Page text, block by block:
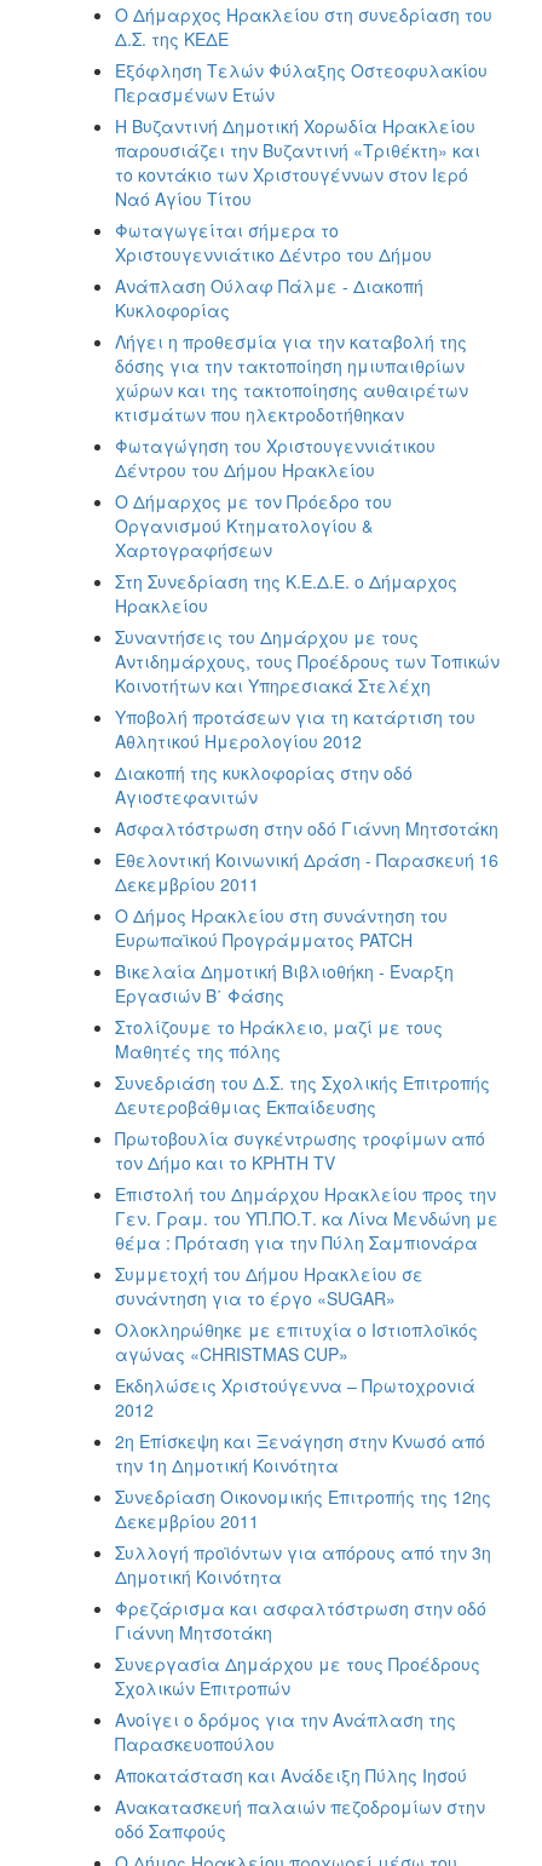
Ο Δήμαρχος Ηρακλείου στη συνεδρίαση του
Δ.Σ. της ΚΕΔΕ
Εξόφληση Τελών Φύλαξης Οστεοφυλακίου
Περασμένων Ετών
Η Βυζαντινή Δημοτική Χορωδία Ηρακλείου
παρουσιάζει την Βυζαντινή «Τριθέκτη» και
το κοντάκιο των Χριστουγέννων στον Ιερό
Ναό Αγίου Τίτου
Φωταγωγείται σήμερα το
Χριστουγεννιάτικο Δέντρο του Δήμου
Ανάπλαση Ούλαφ Πάλμε - Διακοπή
Κυκλοφορίας
Λήγει η προθεσμία για την καταβολή της
δόσης για την τακτοποίηση ημιυπαιθρίων
χώρων και της τακτοποίησης αυθαιρέτων
κτισμάτων που ηλεκτροδοτήθηκαν
Φωταγώγηση του Χριστουγεννιάτικου
Δέντρου του Δήμου Ηρακλείου
Ο Δήμαρχος με τον Πρόεδρο του
Οργανισμού Κτηματολογίου &
Χαρτογραφήσεων
Στη Συνεδρίαση της Κ.Ε.Δ.Ε. ο Δήμαρχος
Ηρακλείου
Συναντήσεις του Δημάρχου με τους
Αντιδημάρχους, τους Προέδρους των Τοπικών
Κοινοτήτων και Υπηρεσιακά Στελέχη
Υποβολή προτάσεων για τη κατάρτιση του
Αθλητικού Ημερολογίου 2012
Διακοπή της κυκλοφορίας στην οδό
Αγιοστεφανιτών
Ασφαλτόστρωση στην οδό Γιάννη Μητσοτάκη
Εθελοντική Κοινωνική Δράση - Παρασκευή 16
Δεκεμβρίου 2011
Ο Δήμος Ηρακλείου στη συνάντηση του
Ευρωπαϊκού Προγράμματος PATCH
Βικελαία Δημοτική Βιβλιοθήκη - Έναρξη
Εργασιών Β΄ Φάσης
Στολίζουμε το Ηράκλειο, μαζί με τους
Μαθητές της πόλης
Συνεδριάση του Δ.Σ. της Σχολικής Επιτροπής
Δευτεροβάθμιας Εκπαίδευσης
Πρωτοβουλία συγκέντρωσης τροφίμων από
τον Δήμο και το ΚΡΗΤΗ TV
Επιστολή του Δημάρχου Ηρακλείου προς την
Γεν. Γραμ. του ΥΠ.ΠΟ.Τ. κα Λίνα Μενδώνη με
θέμα : Πρόταση για την Πύλη Σαμπιονάρα
Συμμετοχή του Δήμου Ηρακλείου σε
συνάντηση για το έργο «SUGAR»
Ολοκληρώθηκε με επιτυχία ο Ιστιοπλοϊκός
αγώνας «CHRISTMAS CUP»
Εκδηλώσεις Χριστούγεννα – Πρωτοχρονιά
2012
2η Επίσκεψη και Ξενάγηση στην Κνωσό από
την 1η Δημοτική Κοινότητα
Συνεδρίαση Οικονομικής Επιτροπής της 12ης
Δεκεμβρίου 2011
Συλλογή προϊόντων για απόρους από την 3η
Δημοτική Κοινότητα
Φρεζάρισμα και ασφαλτόστρωση στην οδό
Γιάννη Μητσοτάκη
Συνεργασία Δημάρχου με τους Προέδρους
Σχολικών Επιτροπών
Ανοίγει ο δρόμος για την Ανάπλαση της
Παρασκευοπούλου
Αποκατάσταση και Ανάδειξη Πύλης Ιησού
Ανακατασκευή παλαιών πεζοδρoμίων στην
οδό Σαπφούς